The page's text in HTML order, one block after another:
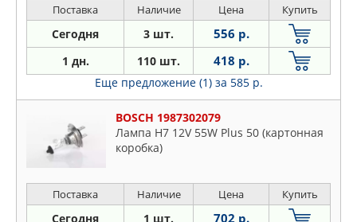
Поставка Наличие Цена Купить
Сегодня 3 шт. 556 р.
1 дн. 110 шт. 418 р.
Еще предложение (1) за 585 р.
BOSCH 1987302079
Лампа H7 12V 55W Plus 50 (картонная
коробка)
Поставка Наличие Цена Купить
Сегодня 1 шт. 702 р.